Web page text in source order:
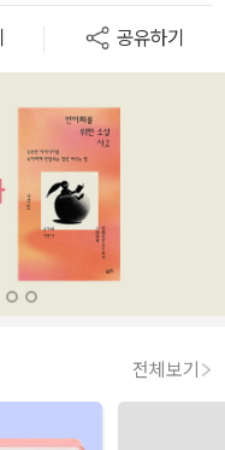
공유하기
전체보기